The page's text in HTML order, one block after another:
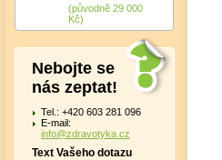
(původně 29 000
Kč)
Nebojte se
nás zeptat!
Tel.: +420 603 281 096
E-mail:
info@zdravotyka.cz
Text Vašeho dotazu